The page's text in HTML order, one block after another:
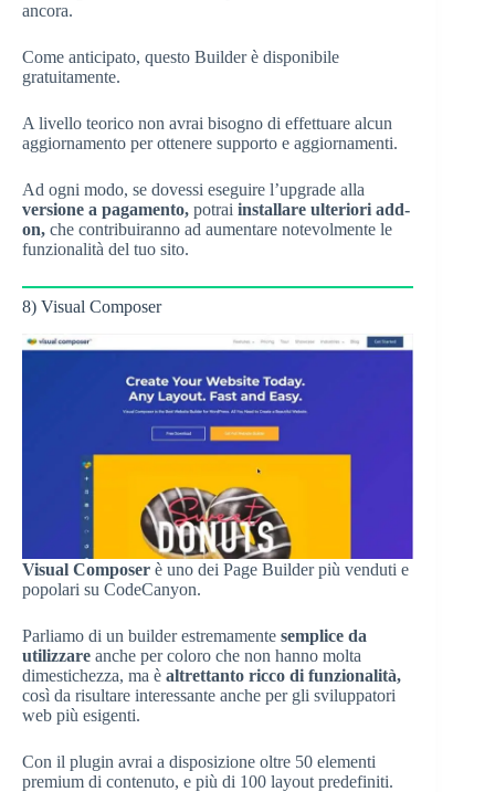
ancora.
Come anticipato, questo Builder è disponibile
gratuitamente.
A livello teorico non avrai bisogno di effettuare alcun
aggiornamento per ottenere supporto e aggiornamenti.
Ad ogni modo, se dovessi eseguire l’upgrade alla
versione a pagamento, potrai installare ulteriori add-
on, che contribuiranno ad aumentare notevolmente le
funzionalità del tuo sito.
8) Visual Composer
Visual Composer è uno dei Page Builder più venduti e
popolari su CodeCanyon.
Parliamo di un builder estremamente semplice da
utilizzare anche per coloro che non hanno molta
dimestichezza, ma è altrettanto ricco di funzionalità,
così da risultare interessante anche per gli sviluppatori
web più esigenti.
Con il plugin avrai a disposizione oltre 50 elementi
premium di contenuto, e più di 100 layout predefiniti.